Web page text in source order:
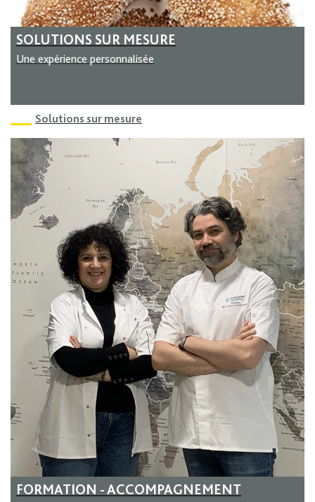
SOLUTIONS SUR MESURE
Une expérience personnalisée
Solutions sur mesure
FORMATION - ACCOMPAGNEMENT